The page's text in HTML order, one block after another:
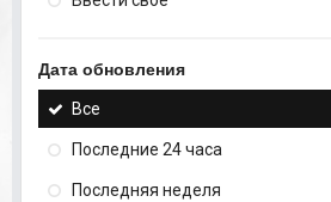
Дата обновления
Все
Последние 24 часа
Последняя неделя